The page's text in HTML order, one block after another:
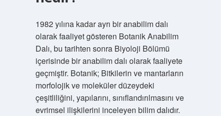
1982 yılına kadar ayrı bir anabilim dalı
olarak faaliyet gösteren Botanik Anabilim
Dalı, bu tarihten sonra Biyoloji Bölümü
içerisinde bir anabilim dalı olarak faaliyete
geçmiştir. Botanik; Bitkilerin ve mantarların
morfolojik ve moleküler düzeydeki
çeşitliliğini, yapılarını, sınıflandırılmasını ve
evrimsel ilişkilerini inceleyen bilim dalıdır.